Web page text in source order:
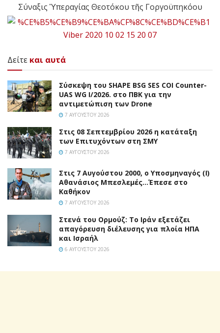
Σύναξις Ὑπεραγίας Θεοτόκου τῆς Γοργοϋπηκόου
Δείτε και αυτά
Σύσκεψη του SHAPE BSG SES COI Counter-
UAS WG I/2026. στο ΠΒΚ για την
αντιμετώπιση των Drone
7 ΑΥΓΟΎΣΤΟΥ 2026
Στις 08 Σεπτεμβρίου 2026 η κατάταξη
των Επιτυχόντων στη ΣΜΥ
7 ΑΥΓΟΎΣΤΟΥ 2026
Στις 7 Αυγούστου 2000, ο Υποσμηναγός (Ι)
Αθανάσιος Μπεσλεμές…Έπεσε στο
Καθήκον
7 ΑΥΓΟΎΣΤΟΥ 2026
Στενά του Ορμούζ: Το Ιράν εξετάζει
απαγόρευση διέλευσης για πλοία ΗΠΑ
και Ισραήλ
6 ΑΥΓΟΎΣΤΟΥ 2026